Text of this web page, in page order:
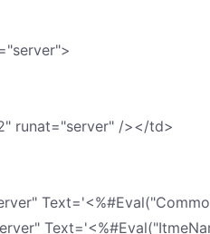
runat="server" /></td>